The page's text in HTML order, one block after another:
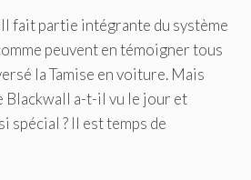
fait partie intégrante du système
peuvent en témoigner tous
la Tamise en voiture. Mais
Blackwall a-t-il vu le jour et
spécial ? Il est temps de